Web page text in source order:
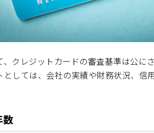
クレジットカードの審査基準は公に
としては、会社の実績や財務状況、信
数